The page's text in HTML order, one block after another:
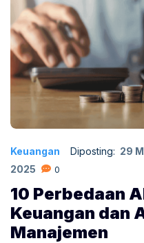
Keuangan Diposting: 29
2025
0
10 Perbedaan
Keuangan dan
Manajemen